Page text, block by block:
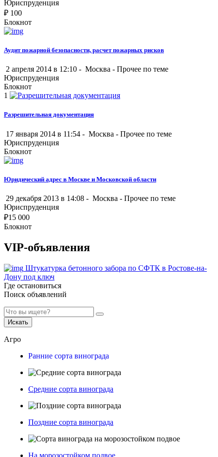
Юриспруденция
₽ 100
Блокнот
Аудит пожарной безопасности, расчет пожарных рисков
2 апреля 2014 в 12:10 - Москва - Прочее по теме
Юриспруденция
Блокнот
1
Разрешительная документация
17 января 2014 в 11:54 - Москва - Прочее по теме
Юриспруденция
Блокнот
Юридический адрес в Москве и Московской области
29 декабря 2013 в 14:08 - Москва - Прочее по теме
Юриспруденция
₽15 000
Блокнот
VIP-объявления
Штукатурка бетонного забора по СФТК в Ростове-на-
Дону под ключ
Где остановиться
Поиск объявлений
Искать
Агро
Ранние сорта винограда
Средние сорта винограда
Поздние сорта винограда
На морозостойком подвое